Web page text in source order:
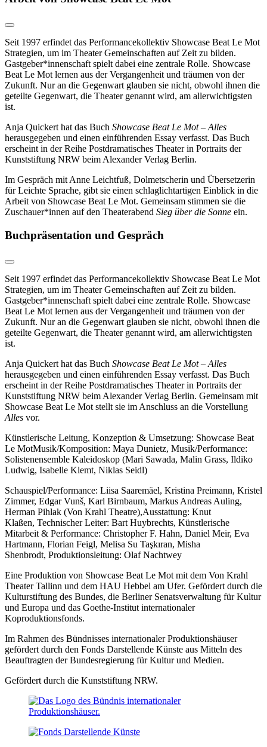
Seit 1997 erfindet das Performancekollektiv Showcase Beat Le Mot
Strategien, um im Theater Gemeinschaften auf Zeit zu bilden.
Gastgeber*innenschaft spielt dabei eine zentrale Rolle. Showcase
Beat Le Mot lernen aus der Vergangenheit und träumen von der
Zukunft. Nur an die Gegenwart glauben sie nicht, obwohl ihnen die
geteilte Gegenwart, die Theater genannt wird, am allerwichtigsten
ist.
Anja Quickert hat das Buch Showcase Beat Le Mot – Alles
herausgegeben und einen einführenden Essay verfasst. Das Buch
erscheint in der Reihe Postdramatisches Theater in Portraits der
Kunststiftung NRW beim Alexander Verlag Berlin.
Im Gespräch mit Anne Leichtfuß, Dolmetscherin und Übersetzerin
für Leichte Sprache, gibt sie einen schlaglichtartigen Einblick in die
Arbeit von Showcase Beat Le Mot. Gemeinsam stimmen sie die
Zuschauer*innen auf den Theaterabend Sieg über die Sonne ein.
Buchpräsentation und Gespräch
Seit 1997 erfindet das Performancekollektiv Showcase Beat Le Mot
Strategien, um im Theater Gemeinschaften auf Zeit zu bilden.
Gastgeber*innenschaft spielt dabei eine zentrale Rolle. Showcase
Beat Le Mot lernen aus der Vergangenheit und träumen von der
Zukunft. Nur an die Gegenwart glauben sie nicht, obwohl ihnen die
geteilte Gegenwart, die Theater genannt wird, am allerwichtigsten
ist.
Anja Quickert hat das Buch Showcase Beat Le Mot – Alles
herausgegeben und einen einführenden Essay verfasst. Das Buch
erscheint in der Reihe Postdramatisches Theater in Portraits der
Kunststiftung NRW beim Alexander Verlag Berlin. Gemeinsam mit
Showcase Beat Le Mot stellt sie im Anschluss an die Vorstellung
Alles vor.
Künstlerische Leitung, Konzeption & Umsetzung: Showcase Beat
Le MotMusik/Komposition: Maya Dunietz, Musik/Performance:
Solistenensemble Kaleidoskop (Mari Sawada, Malin Grass, Ildiko
Ludwig, Isabelle Klemt, Niklas Seidl)
Schauspiel/Performance: Liisa Saaremäel, Kristina Preimann, Kristel
Zimmer, Edgar Vunš, Karl Birnbaum, Markus Andreas Auling,
Herman Pihlak (Von Krahl Theatre),Ausstattung: Knut
Klaßen, Technischer Leiter: Bart Huybrechts, Künstlerische
Mitarbeit & Performance: Christopher F. Hahn, Daniel Meir, Eva
Hartmann, Florian Feigl, Melisa Su Taşkıran, Misha
Shenbrodt, Produktionsleitung: Olaf Nachtwey
Eine Produktion von Showcase Beat Le Mot mit dem Von Krahl
Theater Tallinn und dem HAU Hebbel am Ufer. Gefördert durch die
Kulturstiftung des Bundes, die Berliner Senatsverwaltung für Kultur
und Europa und das Goethe-Institut internationaler
Koproduktionsfonds.
Im Rahmen des Bündnisses internationaler Produktionshäuser
gefördert durch den Fonds Darstellende Künste aus Mitteln des
Beauftragten der Bundesregierung für Kultur und Medien.
Gefördert durch die Kunststiftung NRW.